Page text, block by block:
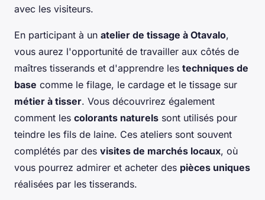
avec les visiteurs.
En participant à un atelier de tissage à Otavalo,
vous aurez l'opportunité de travailler aux côtés de
maîtres tisserands et d'apprendre les techniques de
base comme le filage, le cardage et le tissage sur
métier à tisser. Vous découvrirez également
comment les colorants naturels sont utilisés pour
teindre les fils de laine. Ces ateliers sont souvent
complétés par des visites de marchés locaux, où
vous pourrez admirer et acheter des pièces uniques
réalisées par les tisserands.